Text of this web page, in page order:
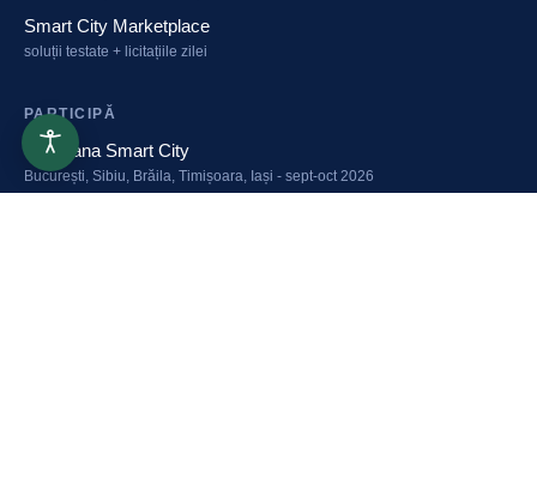
Smart City Marketplace
soluții testate + licitațiile zilei
PARTICIPĂ
Caravana Smart City
București, Sibiu, Brăila, Timișoara, Iași - sept-oct 2026